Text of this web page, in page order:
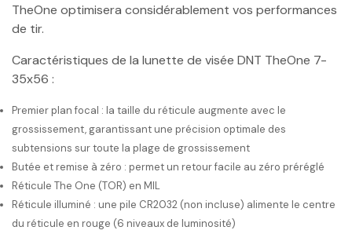
TheOne optimisera considérablement vos performances
de tir.
Caractéristiques de la lunette de visée DNT TheOne 7-
35x56 :
Premier plan focal : la taille du réticule augmente avec le
grossissement, garantissant une précision optimale des
subtensions sur toute la plage de grossissement
Butée et remise à zéro : permet un retour facile au zéro préréglé
Réticule The One (TOR) en MIL
Réticule illuminé : une pile CR2032 (non incluse) alimente le centre
du réticule en rouge (6 niveaux de luminosité)